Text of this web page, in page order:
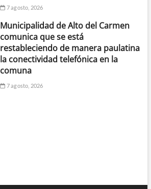
7 agosto, 2026
Municipalidad de Alto del Carmen
comunica que se está
restableciendo de manera paulatina
la conectividad telefónica en la
comuna
7 agosto, 2026